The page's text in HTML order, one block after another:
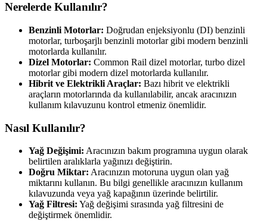
Nerelerde Kullanılır?
Benzinli Motorlar: Doğrudan enjeksiyonlu (DI) benzinli
motorlar, turboşarjlı benzinli motorlar gibi modern benzinli
motorlarda kullanılır.
Dizel Motorlar: Common Rail dizel motorlar, turbo dizel
motorlar gibi modern dizel motorlarda kullanılır.
Hibrit ve Elektrikli Araçlar: Bazı hibrit ve elektrikli
araçların motorlarında da kullanılabilir, ancak aracınızın
kullanım kılavuzunu kontrol etmeniz önemlidir.
Nasıl Kullanılır?
Yağ Değişimi: Aracınızın bakım programına uygun olarak
belirtilen aralıklarla yağınızı değiştirin.
Doğru Miktar: Aracınızın motoruna uygun olan yağ
miktarını kullanın. Bu bilgi genellikle aracınızın kullanım
kılavuzunda veya yağ kapağının üzerinde belirtilir.
Yağ Filtresi: Yağ değişimi sırasında yağ filtresini de
değiştirmek önemlidir.